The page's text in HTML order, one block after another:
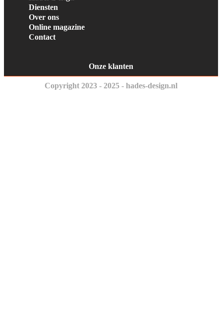
Diensten
Over ons
Online magazine
Contact
Onze klanten
Copyright 2023 - 2025 - hades-design.nl